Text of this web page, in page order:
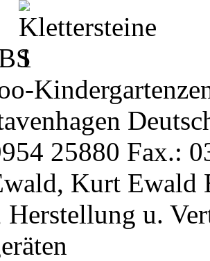
25880 Fax.:
Kurt Ewald
Herstellung u.